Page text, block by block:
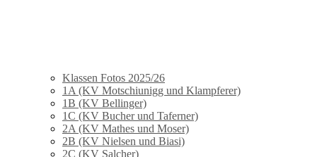
Klassen Fotos 2025/26
1A (KV Motschiunigg und Klampferer)
1B (KV Bellinger)
1C (KV Bucher und Taferner)
2A (KV Mathes und Moser)
2B (KV Nielsen und Biasi)
2C (KV Salcher)